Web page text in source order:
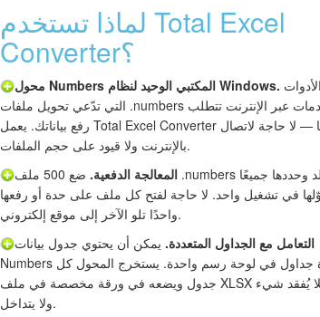
لماذا تستخدم Total Excel
Converter؟
محول Numbers المكتبي الوحيد لنظام Windows.
التي تدّعي تحويل ملفات .numbers هي خدمات عبر الإنترنت تتطلب
رفع بياناتك. يعمل Total Excel Converter محليًا — لا حاجة لاتصال
بالإنترنت ولا قيود على حجم الملفات.
المعالجة الدفعية.
ضع 500 ملف .numbers في مجلد وحددها جميعًا
في تشغيل واحد. لا حاجة لفتح كل ملف على حدة أو رفعها
واحدًا تلو الآخر إلى موقع إلكتروني.
التعامل مع الجداول المتعددة. يمكن أن يحتوي جدول بيانات
Numbers على عدة جداول في لوحة رسم واحدة. يستخرج المحول كل
جدول ويضعه في ورقة مخصصة في ملف XLSX الناتج، فلا يُفقد شيء
ولا يتداخل.